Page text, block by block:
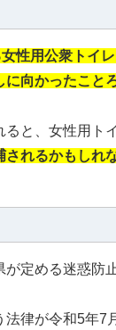
性用公衆トイ
に向かったこと
と、女性用ト
されるかもしれ
定める迷惑防
律が令和5年7